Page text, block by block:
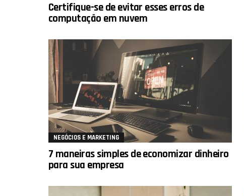
Certifique-se de evitar esses erros de
computação em nuvem
NEGÓCIOS E MARKETING
7 maneiras simples de economizar dinheiro
para sua empresa